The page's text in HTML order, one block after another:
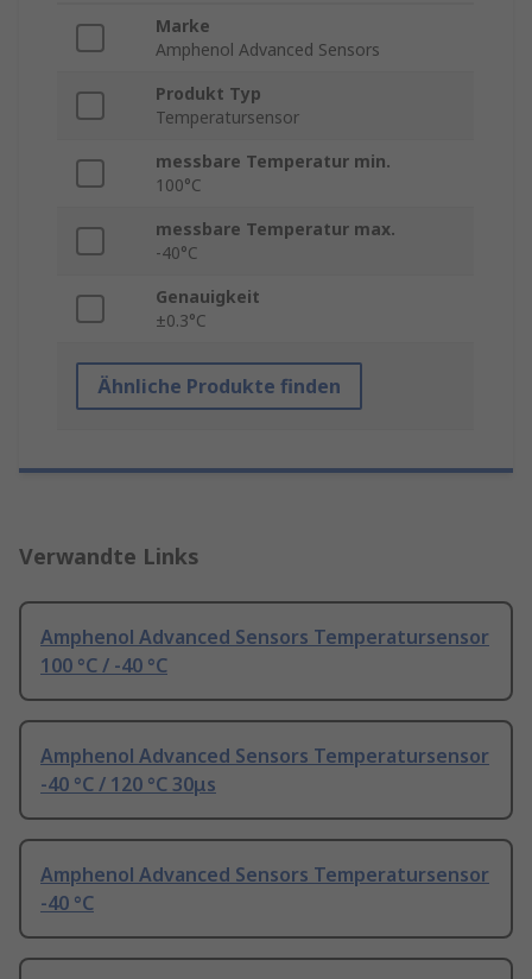
Marke
Amphenol Advanced Sensors
Produkt Typ
Temperatursensor
messbare Temperatur min.
100°C
messbare Temperatur max.
-40°C
Genauigkeit
±0.3°C
Ähnliche Produkte finden
Verwandte Links
Amphenol Advanced Sensors Temperatursensor
100 °C / -40 °C
Amphenol Advanced Sensors Temperatursensor
-40 °C / 120 °C 30μs
Amphenol Advanced Sensors Temperatursensor
-40 °C